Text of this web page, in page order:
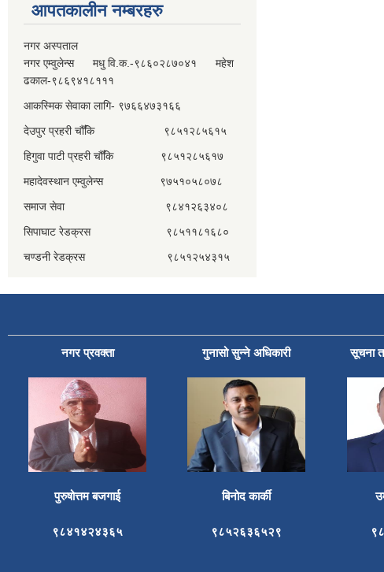
आपतकालीन नम्बरहरु
नगर अस्पताल
नगर एम्वुलेन्स मधु वि.क.-९८६०२८७०४१ महेश
ढकाल-९८६९४१८१११
आकस्मिक सेवाका लागि- ९७६६४७३१६६
देउपुर प्रहरी चौँकि ९८५१२८५६१५
हिगुवा पाटी प्रहरी चौँकि ९८५१२८५६१७
महादेवस्थान एम्वुलेन्स ९७५१०५८०७८
समाज सेवा ९८४१२६३४०८
सिपाघाट रेडक्रस ९८५११८१६८०
चण्डनी रेडक्रस ९८५१२५४३१५
नगर प्रवक्ता गुनासो सुन्ने अधिकारी सूचना
पुरुषोत्तम बजगाई बिनोद कार्की
९८४१४२४३६५ ९८५२६३६५२९